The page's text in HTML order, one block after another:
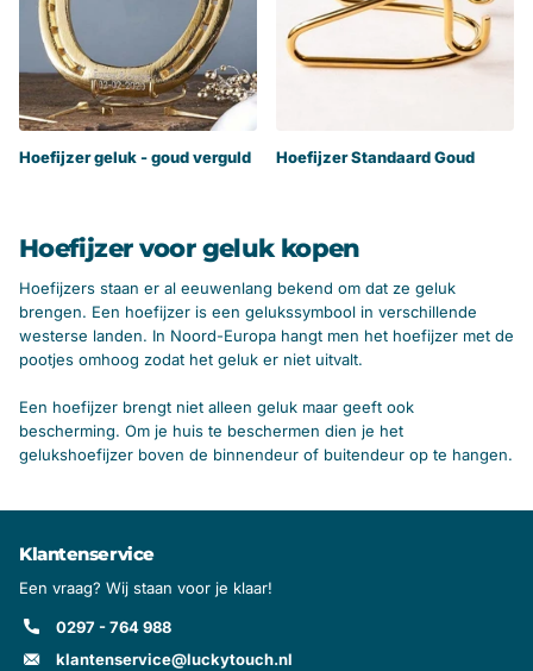
Hoefijzer geluk - goud verguld Hoefijzer Standaard Goud
Hoefijzer voor geluk kopen
Hoefijzers staan er al eeuwenlang bekend om dat ze geluk
brengen. Een hoefijzer is een gelukssymbool in verschillende
westerse landen. In Noord-Europa hangt men het hoefijzer met de
pootjes omhoog zodat het geluk er niet uitvalt.
Een hoefijzer brengt niet alleen geluk maar geeft ook
bescherming. Om je huis te beschermen dien je het
gelukshoefijzer boven de binnendeur of buitendeur op te hangen.
Klantenservice
Een vraag? Wij staan voor je klaar!
0297 - 764 988
klantenservice@luckytouch.nl